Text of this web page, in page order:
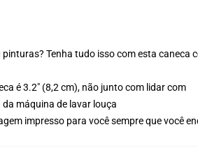
pinturas? Tenha tudo isso com esta caneca
é 3.2" (8,2 cm), não junto com lidar com
máquina de lavar louça
impresso para você sempre que você